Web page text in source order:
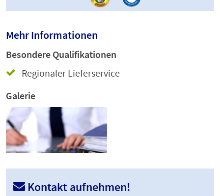
Mehr Informationen
Besondere Qualifikationen
Regionaler Lieferservice
Galerie
Kontakt aufnehmen!